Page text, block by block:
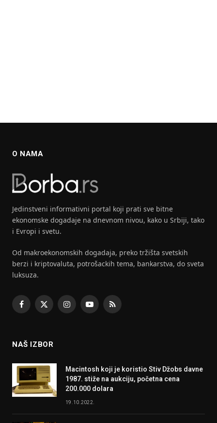
O NAMA
Jedinstveni informativni portal koji prati sve bitne
ekonomske dogadaje na dnevnom nivou, kako u Srbiji, tako
i Evropi i svetu.
Od makroekonomskih dogadaja, preko tržišta svetskih
berzi i kriptovaluta, potrošackih tema, bankarstva, do sveta
luksuza.
Facebook
X
InstagramYouTubeRSS
NAŠ IZBOR
Macintosh koji je koristio Stiv Džobs davne
1987. stiže na aukciju, početna cena
200.000 dolara
19.10.2022.